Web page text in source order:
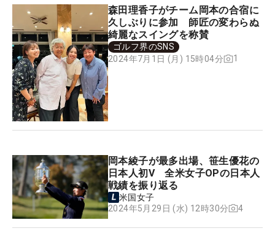
森田理香子がチーム岡本の合宿に
久しぶりに参加 師匠の変わらぬ
綺麗なスイングを称賛
ゴルフ界のSNS
2024年7月1日 (月) 15時04分
1
岡本綾子が最多出場、笹生優花の
日本人初V 全米女子OPの日本人
戦績を振り返る
米国女子
2024年5月29日 (水) 12時30分
4